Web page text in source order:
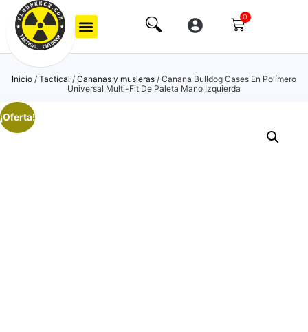
0
Inicio/ Tactical / Cananas y musleras/ Canana Bulldog Cases En Polímero
Universal Multi-Fit De Paleta Mano Izquierda
¡Oferta!